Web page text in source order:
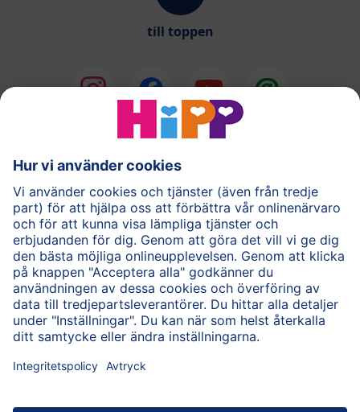
till toppen
Frågor & Svar
HiPP-appen
Användarvillkor
Personuppgiftspolicy
Cookie policy
Om HiPP
Kontakta oss
HiPP för vårdpersonal